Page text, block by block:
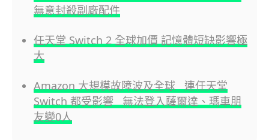
無意封殺副廠配件
任天堂 Switch 2 全球加價 記憶體短缺影響極
大
Amazon 大規模故障波及全球 連任天堂
Switch 都受影響 無法登入薩爾達、瑪車朋
友變0人